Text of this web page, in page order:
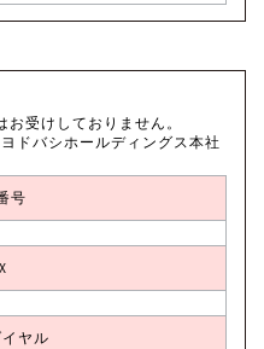
受けしておりません。
ドバシホールディングス本社
号
ヤル